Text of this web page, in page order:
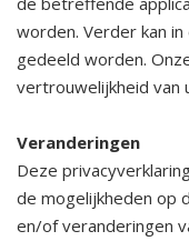
worden. Verder kan
gedeeld worden.
vertrouwelijkheid van
Veranderingen
Deze
de mogelijkheden op
en/of veranderingen